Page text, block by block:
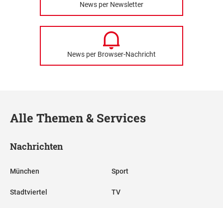
News per Newsletter
News per Browser-Nachricht
Alle Themen & Services
Nachrichten
München
Stadtviertel
Sport
TV